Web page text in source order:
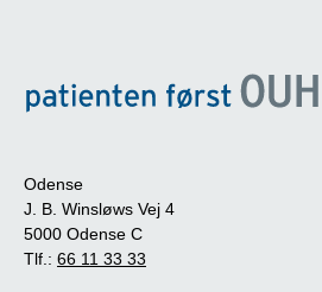
Odense
J. B. Winsløws Vej 4
5000 Odense C
Tlf.: 66 11 33 33